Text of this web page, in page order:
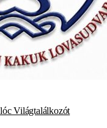
Világtalálkozót